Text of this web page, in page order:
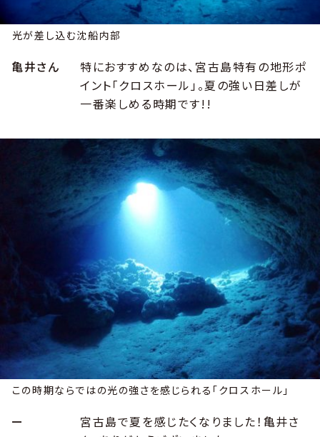
光が差し込む沈船内部
亀井さん
特におすすめなのは、宮古島特有の地形ポ
イント「クロスホール」。夏の強い日差しが
一番楽しめる時期です!!
この時期ならではの光の強さを感じられる「クロスホール」
ー
宮古島で夏を感じたくなりました！亀井さ